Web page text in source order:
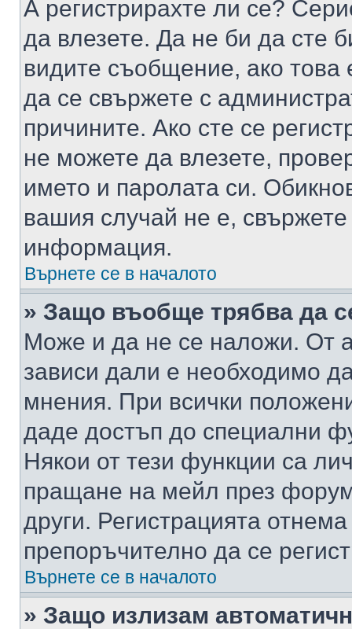
А регистрирахте ли се?
да влезете. Да не би да сте
видите съобщение, ако това
да се свържете с
причините. Ако сте се
не можете да влезете,
името и паролата си.
вашия случай не е,
информация.
Върнете се в началото
» Защо въобще трябва да
Може и да не се наложи. От
зависи дали е необходимо
мнения. При всички
даде достъп до специални
Някои от тези функции са
пращане на мейл през
други. Регистрацията
препоръчително да се
Върнете се в началото
» Защо излизам